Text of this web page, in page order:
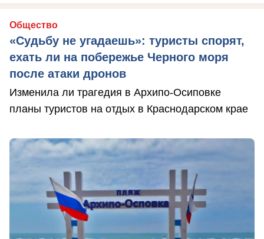
Общество
«Судьбу не угадаешь»: туристы спорят,
ехать ли на побережье Черного моря
после атаки дронов
Изменила ли трагедия в Архипо-Осиповке
планы туристов на отдых в Краснодарском крае